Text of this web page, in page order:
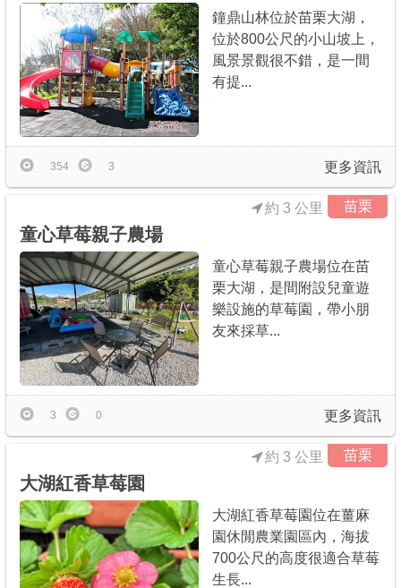
鐘鼎山林位於苗栗大湖，
位於800公尺的小山坡上，
風景景觀很不錯，是一間
有提...
更多資訊
354 3
苗栗
約 3 公里
童心草莓親子農場
童心草莓親子農場位在苗
栗大湖，是間附設兒童遊
樂設施的草莓園，帶小朋
友來採草...
更多資訊
3 0
苗栗
約 3 公里
大湖紅香草莓園
大湖紅香草莓園位在薑麻
園休閒農業園區內，海拔
700公尺的高度很適合草莓
生長...